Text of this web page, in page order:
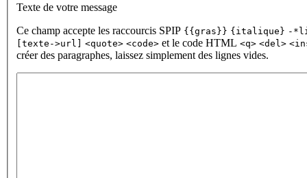
Texte de votre message
Ce champ accepte les raccourcis SPIP {{gras}} {italique} -
[texte->url]
<quote> <code> et le code HTML <q> <del>
créer des paragraphes, laissez simplement des lignes vides.